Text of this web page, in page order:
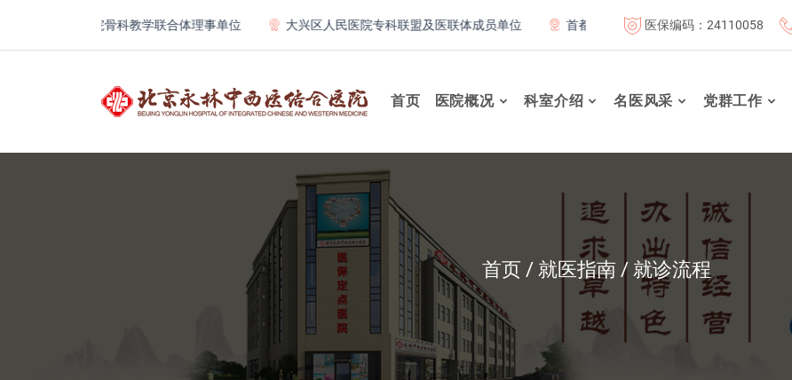
大学第一医院骨科教学联合体理事单位 大兴区人民医院专科联盟及医联体成员单位 首都医科大学附属北京康复医院联体成员单位
医保编码：24110058
首页 医院概况 科室介绍 名医风采 党群工作
首页 就医指南 就诊流程